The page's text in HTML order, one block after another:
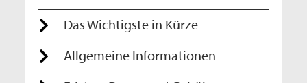
Das Wichtigste in Kürze
Allgemeine Informationen